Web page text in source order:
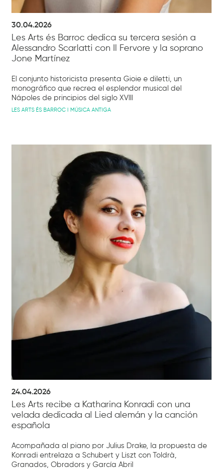
30.04.2026
Les Arts és Barroc dedica su tercera sesión a
Alessandro Scarlatti con Il Fervore y la soprano
Jone Martínez
El conjunto historicista presenta Gioie e diletti, un
monográfico que recrea el esplendor musical del
Nápoles de principios del siglo XVIII
LES ARTS ÉS BARROC I MÚSICA ANTIGA
24.04.2026
Les Arts recibe a Katharina Konradi con una
velada dedicada al Lied alemán y la canción
española
Acompañada al piano por Julius Drake, la propuesta de
Konradi entrelaza a Schubert y Liszt con Toldrà,
Granados, Obradors y García Abril